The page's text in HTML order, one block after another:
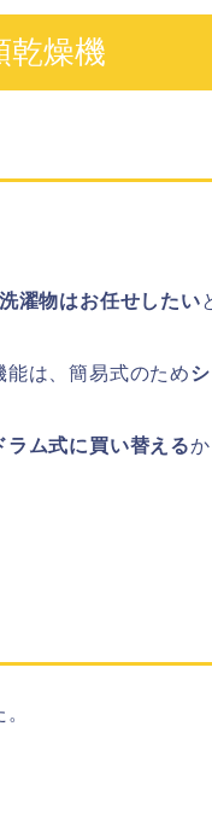
乾燥機
濯物はお任せしたい
は、簡易式のため
ラム式に買い替える